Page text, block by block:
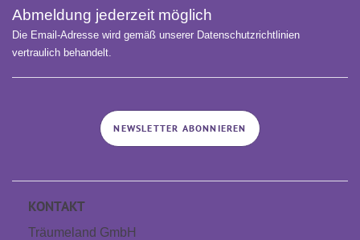
Abmeldung jederzeit möglich
Die Email-Adresse wird gemäß unserer Datenschutzrichtlinien
vertraulich behandelt.
NEWSLETTER ABONNIEREN
KONTAKT
Träumeland GmbH